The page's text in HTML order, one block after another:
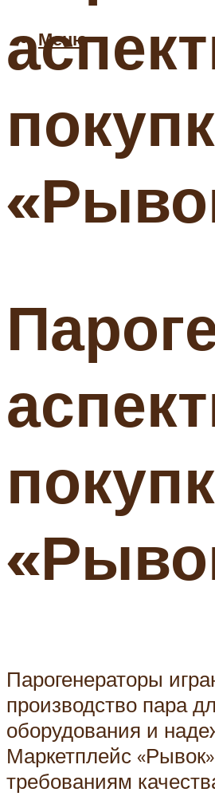
Меню
Парогенераторы
производство пара
оборудования и
Маркетплейс
требованиям